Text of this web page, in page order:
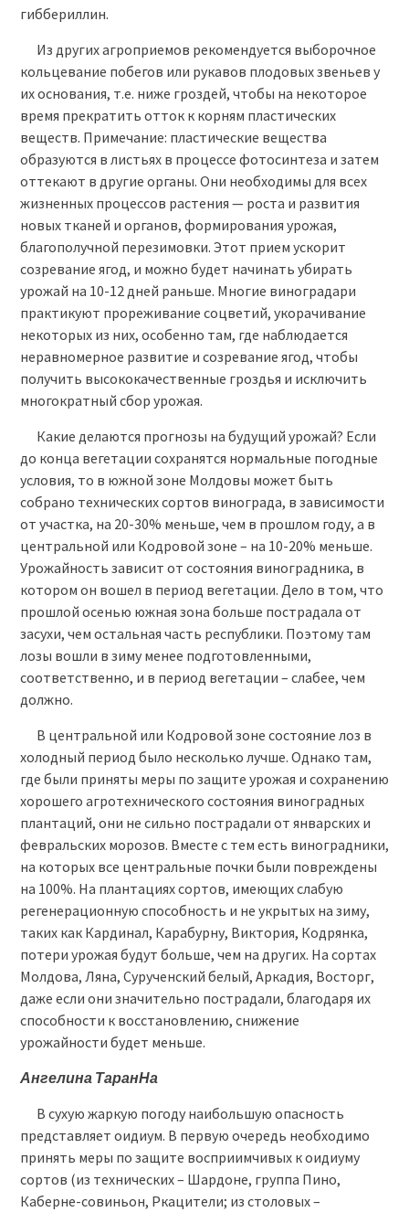
гиббериллин.
Из других агроприемов рекомендуется выборочное
кольцевание побегов или рукавов плодовых звеньев у
их основания, т.е. ниже гроздей, чтобы на некоторое
время прекратить отток к корням пластических
веществ. Примечание: пластические вещества
образуются в листьях в процессе фотосинтеза и затем
оттекают в другие органы. Они необходимы для всех
жизненных процессов растения — роста и развития
новых тканей и органов, формирования урожая,
благополучной перезимовки. Этот прием ускорит
созревание ягод, и можно будет начинать убирать
урожай на 10-12 дней раньше. Многие виноградари
практикуют прореживание соцветий, укорачивание
некоторых из них, особенно там, где наблюдается
неравномерное развитие и созревание ягод, чтобы
получить высококачественные гроздья и исключить
многократный сбор урожая.
Какие делаются прогнозы на будущий урожай? Если
до конца вегетации сохранятся нормальные погодные
условия, то в южной зоне Молдовы может быть
собрано технических сортов винограда, в зависимости
от участка, на 20-30% меньше, чем в прошлом году, а в
центральной или Кодровой зоне – на 10-20% меньше.
Урожайность зависит от состояния виноградника, в
котором он вошел в период вегетации. Дело в том, что
прошлой осенью южная зона больше пострадала от
засухи, чем остальная часть республики. Поэтому там
лозы вошли в зиму менее подготовленными,
соответственно, и в период вегетации – слабее, чем
должно.
В центральной или Кодровой зоне состояние лоз в
холодный период было несколько лучше. Однако там,
где были приняты меры по защите урожая и сохранению
хорошего агротехнического состояния виноградных
плантаций, они не сильно пострадали от январских и
февральских морозов. Вместе с тем есть виноградники,
на которых все центральные почки были повреждены
на 100%. На плантациях сортов, имеющих слабую
регенерационную способность и не укрытых на зиму,
таких как Кардинал, Карабурну, Виктория, Кодрянка,
потери урожая будут больше, чем на других. На сортах
Молдова, Ляна, Сурученский белый, Аркадия, Восторг,
даже если они значительно пострадали, благодаря их
способности к восстановлению, снижение
урожайности будет меньше.
Ангелина ТаранНа
В сухую жаркую погоду наибольшую опасность
представляет оидиум. В первую очередь необходимо
принять меры по защите восприимчивых к оидиуму
сортов (из технических – Шардоне, группа Пино,
Каберне-совиньон, Ркацители; из столовых –